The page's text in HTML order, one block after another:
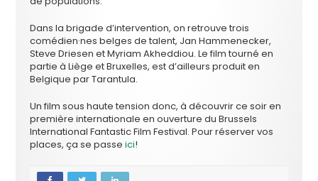
Dans la brigade d’intervention, on retrouve trois
comédien·nes belges de talent, Jan Hammenecker,
Steve Driesen et Myriam Akheddiou. Le film tourné en
partie à Liège et Bruxelles, est d’ailleurs produit en
Belgique par Tarantula.
Un film sous haute tension donc, à découvrir ce soir en
première internationale en ouverture du Brussels
International Fantastic Film Festival. Pour réserver vos
places, ça se passeici!